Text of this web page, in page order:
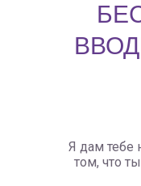
Я дам тебе
том, что